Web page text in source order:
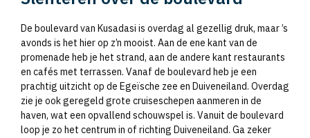
De boulevard van Kusadasi is overdag al gezellig druk, maar ’s
avonds is het hier op z’n mooist. Aan de ene kant van de
promenade heb je het strand, aan de andere kant restaurants
en cafés met terrassen. Vanaf de boulevard heb je een
prachtig uitzicht op de Egeïsche zee en Duiveneiland. Overdag
zie je ook geregeld grote cruiseschepen aanmeren in de
haven, wat een opvallend schouwspel is. Vanuit de boulevard
loop je zo het centrum in of richting Duiveneiland. Ga zeker